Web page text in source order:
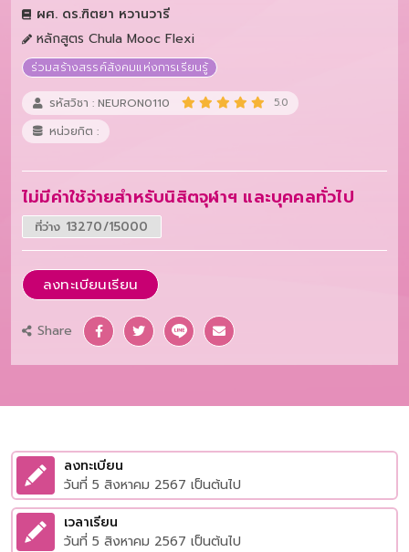
ผศ. ดร.ฑิตยา หวานวารี
หลักสูตร Chula Mooc Flexi
ร่วมสร้างสรรค์สังคมแห่งการเรียนรู้
รหัสวิชา : NEURON0110 5.0
หน่วยกิต :
ไม่มีค่าใช้จ่ายสำหรับนิสิตจุฬาฯ และบุคคลทั่วไป
ที่ว่าง 13270/15000
ลงทะเบียนเรียน
Share
ลงทะเบียน
วันที่ 5 สิงหาคม 2567 เป็นต้นไป
เวลาเรียน
วันที่ 5 สิงหาคม 2567 เป็นต้นไป